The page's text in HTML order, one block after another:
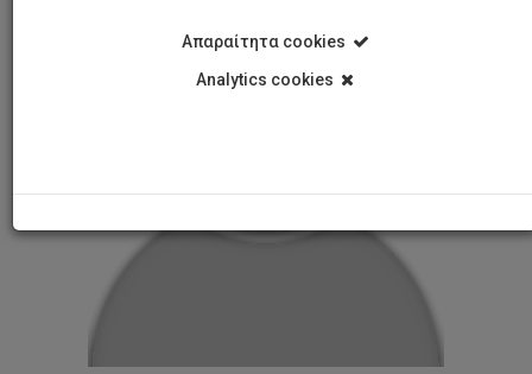
Απαραίτητα cookies
Analytics cookies